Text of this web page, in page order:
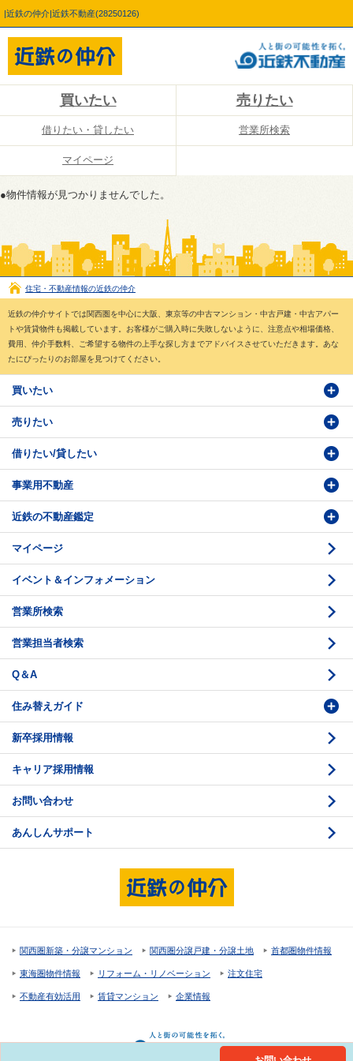
|近鉄の仲介|近鉄不動産(28250126)
買いたい 売りたい
借りたい・貸したい 営業所検索
マイページ
●物件情報が見つかりませんでした。
住宅・不動産情報の近鉄の仲介
近鉄の仲介サイトでは関西圏を中心に大阪、東京等の中古マンション・中古戸建・中古アパー
トや賃貸物件も掲載しています。お客様がご購入時に失敗しないように、注意点や相場価格、
費用、仲介手数料、ご希望する物件の上手な探し方までアドバイスさせていただきます。あな
たにぴったりのお部屋を見つけてください。
買いたい
物件検索
物件番号検索
投資・事業用検索
購入のお問い合わせ
売りたい
価格査定依頼
売却相談
借りたい/貸したい
賃貸物件検索
学園前賃貸センター
賃貸借のお問い合わせ
事業用不動産
購入・売却の流れ
収益不動産の取扱
底地の資産性
相続と不動産
不動産投資のQ＆A
法人営業センター紹介
近鉄の不動産鑑定
時価評価支援
鑑定評価ご相談例
鑑定評価の流れ
お問い合わせ・ご相談
鑑定センター紹介
マイページ
イベント＆インフォメーション
営業所検索
営業担当者検索
Q＆A
住み替えガイド
価格査定
媒介契約
売却活動
売却諸費用
住宅ローンの種類
返済計画
購入のスケジュール
物件資料の読み方 1
物件資料の読み方 2
現地見学のポイント
決済と引渡し 2
新卒採用情報
キャリア採用情報
お問い合わせ
あんしんサポート
関西圏新築・分譲マンション 関西圏分譲戸建・分譲土地 首都圏物件情報
東海圏物件情報 リフォーム・リノベーション 注文住宅
不動産有効活用 賃貸マンション 企業情報